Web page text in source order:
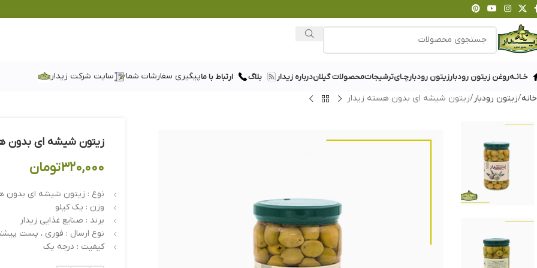
خـانـهروغن زیتون رودبارزیتون رودبارچـایترشیجاتمحصولات گیلاندرباره زیدار بلاگ ارتباط با ماپیگیری سفارشات شما
سایت شرکت زیدار
خانه زیتون رودبار زیتون شیشه ای بدون هسته زیدار
زیتون شیشه ای بدون
۳۲۰,۰۰۰تومان
نوع : زیتون شیشه ای بدون
وزن : یک کیلو
برند : صنایع غذایی زیدار
نوع ارسال : فوری ، پست
کیفیت : درجه یک